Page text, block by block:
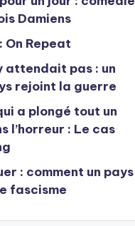
Damiens
On Repeat
attendait pas : un
rejoint la guerre
a plongé tout un
l’horreur : Le cas
: comment un pays
fascisme